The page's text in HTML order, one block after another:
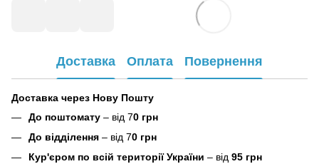
Доставка Оплата Повернення
Доставка через Нову Пошту
До поштомату – від 70 грн
До відділення – від 70 грн
Кур'єром по всій території України – від 95 грн